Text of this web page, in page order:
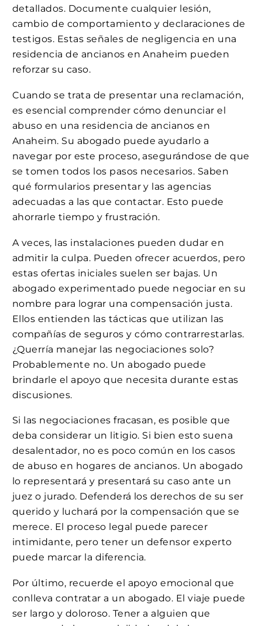
detallados. Documente cualquier lesión,
cambio de comportamiento y declaraciones de
testigos. Estas señales de negligencia en una
residencia de ancianos en Anaheim pueden
reforzar su caso.
Cuando se trata de presentar una reclamación,
es esencial comprender cómo denunciar el
abuso en una residencia de ancianos en
Anaheim. Su abogado puede ayudarlo a
navegar por este proceso, asegurándose de que
se tomen todos los pasos necesarios. Saben
qué formularios presentar y las agencias
adecuadas a las que contactar. Esto puede
ahorrarle tiempo y frustración.
A veces, las instalaciones pueden dudar en
admitir la culpa. Pueden ofrecer acuerdos, pero
estas ofertas iniciales suelen ser bajas. Un
abogado experimentado puede negociar en su
nombre para lograr una compensación justa.
Ellos entienden las tácticas que utilizan las
compañías de seguros y cómo contrarrestarlas.
¿Querría manejar las negociaciones solo?
Probablemente no. Un abogado puede
brindarle el apoyo que necesita durante estas
discusiones.
Si las negociaciones fracasan, es posible que
deba considerar un litigio. Si bien esto suena
desalentador, no es poco común en los casos
de abuso en hogares de ancianos. Un abogado
lo representará y presentará su caso ante un
juez o jurado. Defenderá los derechos de su ser
querido y luchará por la compensación que se
merece. El proceso legal puede parecer
intimidante, pero tener un defensor experto
puede marcar la diferencia.
Por último, recuerde el apoyo emocional que
conlleva contratar a un abogado. El viaje puede
ser largo y doloroso. Tener a alguien que